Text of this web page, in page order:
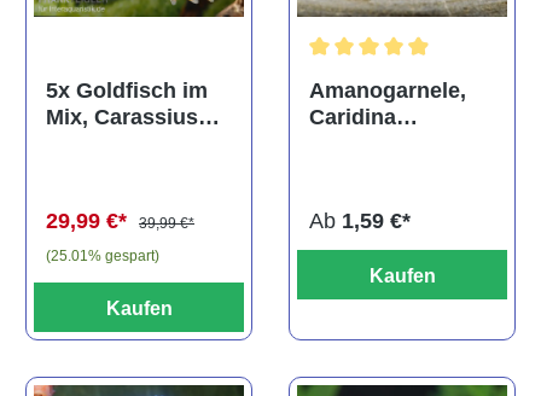
5x Goldfisch im
Mix, Carassius
29,99 €*
39,99 €*
(25.01% gespart)
Kaufen
Amanogarnele,
Caridina
Ab 1,59 €*
Kaufen